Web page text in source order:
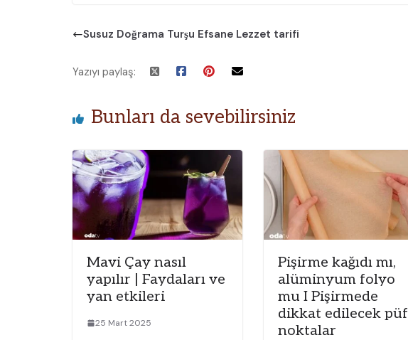
Susuz Doğrama Turşu Efsane Lezzet tarifi
Yazıyı paylaş:
Bunları da sevebilirsiniz
Mavi Çay nasıl
yapılır | Faydaları ve
yan etkileri
25 Mart 2025
Pişirme kağıdı mı,
alüminyum folyo
mu I Pişirmede
dikkat edilecek püf
noktalar